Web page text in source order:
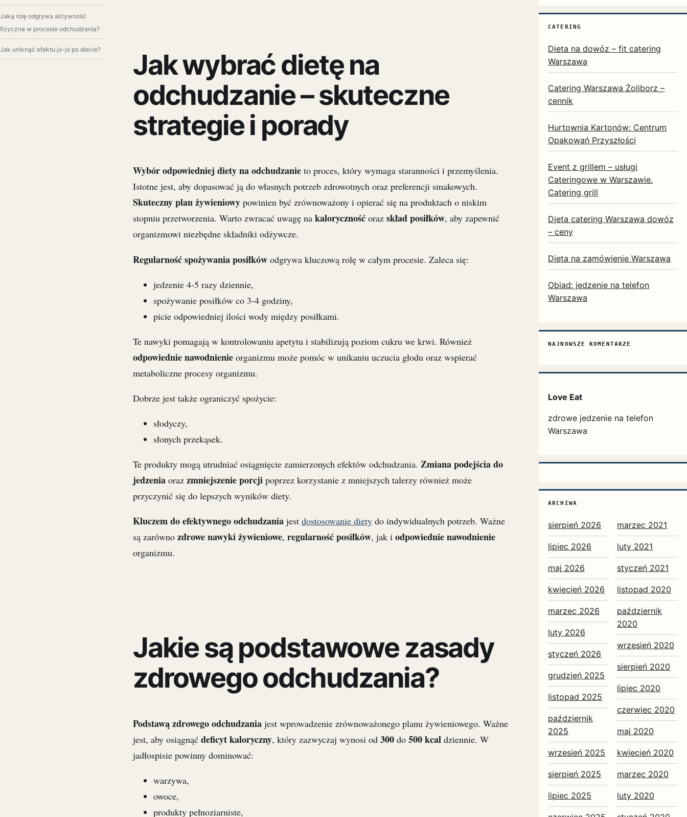
Jaką rolę odgrywa aktywność
fizyczna w procesie odchudzania?
Jak uniknąć efektu jo-jo po diecie?
Jak wybrać dietę na
odchudzanie – skuteczne
strategie i porady
Wybór odpowiedniej diety na odchudzanieto proces, który wymaga staranności i przemyślenia.
Istotne jest, aby dopasować ją do własnych potrzeb zdrowotnych oraz preferencji smakowych.
Skuteczny plan żywieniowypowinien być zrównoważony i opierać się na produktach o niskim
stopniu przetworzenia. Warto zwracać uwagę na kalorycznośćoraz skład posiłków, aby zapewnić
organizmowi niezbędne składniki odżywcze.
Regularność spożywania posiłkówodgrywa kluczową rolę w całym procesie. Zaleca się:
jedzenie 4-5 razy dziennie,
spożywanie posiłków co 3-4 godziny,
picie odpowiedniej ilości wody między posiłkami.
Te nawyki pomagają w kontrolowaniu apetytu i stabilizują poziom cukru we krwi. Również
odpowiednie nawodnienieorganizmu może pomóc w unikaniu uczucia głodu oraz wspierać
metaboliczne procesy organizmu.
Dobrze jest także ograniczyć spożycie:
słodyczy,
słonych przekąsek.
Te produkty mogą utrudniać osiągnięcie zamierzonych efektów odchudzania. Zmiana podejścia do
jedzeniaoraz zmniejszenie porcjipoprzez korzystanie z mniejszych talerzy również może
przyczynić się do lepszych wyników diety.
Kluczem do efektywnego odchudzaniajest dostosowanie dietydo indywidualnych potrzeb. Ważne
są zarówno zdrowe nawyki żywieniowe, regularność posiłków, jak i odpowiednie nawodnienie
organizmu.
Jakie są podstawowe zasady
zdrowego odchudzania?
Podstawą zdrowego odchudzaniajest wprowadzenie zrównoważonego planu żywieniowego. Ważne
jest, aby osiągnąć deficyt kaloryczny, który zazwyczaj wynosi od 300do 500 kcal dziennie. W
jadłospisie powinny dominować:
warzywa,
owoce,
produkty pełnoziarniste,
CATERING
Dieta na dowóz – fit catering
Warszawa
Catering Warszawa Żoliborz –
cennik
Hurtownia Kartonów: Centrum
Opakowań Przyszłości
Event z grillem – usługi
Cateringowe w Warszawie.
Catering grill
Dieta catering Warszawa dowóz
– ceny
Dieta na zamówienie Warszawa
Obiad: jedzenie na telefon
Warszawa
NAJNOWSZE KOMENTARZE
Love Eat
zdrowe jedzenie na telefon
Warszawa
ARCHIWA
sierpień 2026
lipiec 2026
maj 2026
kwiecień 2026
marzec 2026
luty 2026
styczeń 2026
grudzień 2025
listopad 2025
październik
2025
wrzesień 2025
sierpień 2025
lipiec 2025
marzec 2021
luty 2021
styczeń 2021
listopad 2020
październik
2020
wrzesień 2020
sierpień 2020
lipiec 2020
czerwiec 2020
maj 2020
kwiecień 2020
marzec 2020
luty 2020